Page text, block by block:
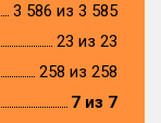
3 586 из 3 585
23 из 23
258 из 258
7 из 7